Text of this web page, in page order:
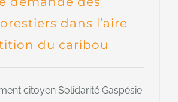
dans l’aire
du caribou
citoyen Solidarité Gaspésie